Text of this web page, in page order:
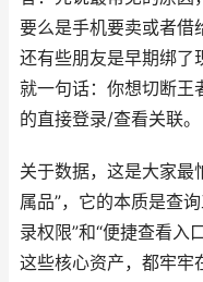
要么是手机要卖或者借
还有些朋友是早期绑了
就一句话：你想切断王
的直接登录/查看关联。
关于数据，这是大家最
属品”，它的本质是查
录权限”和“便捷查看入
这些核心资产，都牢牢